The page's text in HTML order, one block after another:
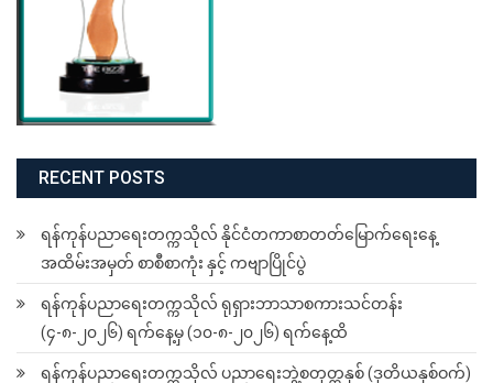
RECENT POSTS
ရန်ကုန်ပညာရေးတက္ကသိုလ် နိုင်ငံတကာစာတတ်မြောက်ရေးနေ့
အထိမ်းအမှတ် စာစီစာကုံး နှင့် ကဗျာပြိုင်ပွဲ
ရန်ကုန်ပညာရေးတက္ကသိုလ် ရုရှားဘာသာစကားသင်တန်း
(၄-၈-၂၀၂၆) ရက်နေ့မှ (၁၀-၈-၂၀၂၆) ရက်နေ့ထိ
ရန်ကုန်ပညာရေးတက္ကသိုလ် ပညာရေးဘွဲ့စတုတ္ထနှစ် (ဒုတိယနှစ်ဝက်)